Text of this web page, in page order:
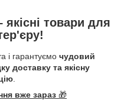
якісні товари для
і гарантуємо чудовий
доставку та якісну
.
вже зараз 🎁